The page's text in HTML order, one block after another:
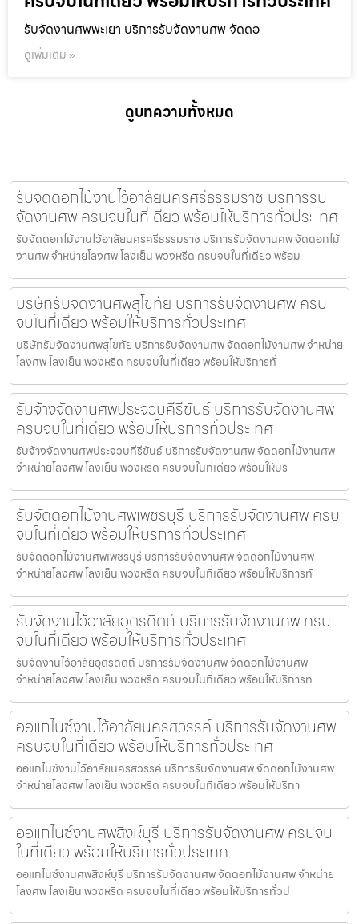
รับจัดงานศพพะเยา บริการรับจัดงานศพ จัดดอ
ดูเพิ่มเติม »
ดูบทความทั้งหมด
รับจัดดอกไม้งานไว้อาลัยนครศรีธรรมราช บริการรับ
จัดงานศพ ครบจบในที่เดียว พร้อมให้บริการทั่วประเทศ
รับจัดดอกไม้งานไว้อาลัยนครศรีธรรมราช บริการรับจัดงานศพ จัดดอกไม้
งานศพ จำหน่ายโลงศพ โลงเย็น พวงหรีด ครบจบในที่เดียว พร้อม
บริษัทรับจัดงานศพสุโขทัย บริการรับจัดงานศพ ครบ
จบในที่เดียว พร้อมให้บริการทั่วประเทศ
บริษัทรับจัดงานศพสุโขทัย บริการรับจัดงานศพ จัดดอกไม้งานศพ จำหน่าย
โลงศพ โลงเย็น พวงหรีด ครบจบในที่เดียว พร้อมให้บริการทั่
รับจ้างจัดงานศพประจวบคีรีขันธ์ บริการรับจัดงานศพ
ครบจบในที่เดียว พร้อมให้บริการทั่วประเทศ
รับจ้างจัดงานศพประจวบคีรีขันธ์ บริการรับจัดงานศพ จัดดอกไม้งานศพ
จำหน่ายโลงศพ โลงเย็น พวงหรีด ครบจบในที่เดียว พร้อมให้บริ
รับจัดดอกไม้งานศพเพชรบุรี บริการรับจัดงานศพ ครบ
จบในที่เดียว พร้อมให้บริการทั่วประเทศ
รับจัดดอกไม้งานศพเพชรบุรี บริการรับจัดงานศพ จัดดอกไม้งานศพ
จำหน่ายโลงศพ โลงเย็น พวงหรีด ครบจบในที่เดียว พร้อมให้บริการทั
รับจัดงานไว้อาลัยอุตรดิตถ์ บริการรับจัดงานศพ ครบ
จบในที่เดียว พร้อมให้บริการทั่วประเทศ
รับจัดงานไว้อาลัยอุตรดิตถ์ บริการรับจัดงานศพ จัดดอกไม้งานศพ
จำหน่ายโลงศพ โลงเย็น พวงหรีด ครบจบในที่เดียว พร้อมให้บริการท
ออแกไนซ์งานไว้อาลัยนครสวรรค์ บริการรับจัดงานศพ
ครบจบในที่เดียว พร้อมให้บริการทั่วประเทศ
ออแกไนซ์งานไว้อาลัยนครสวรรค์ บริการรับจัดงานศพ จัดดอกไม้งานศพ
จำหน่ายโลงศพ โลงเย็น พวงหรีด ครบจบในที่เดียว พร้อมให้บริกา
ออแกไนซ์งานศพสิงห์บุรี บริการรับจัดงานศพ ครบจบ
ในที่เดียว พร้อมให้บริการทั่วประเทศ
ออแกไนซ์งานศพสิงห์บุรี บริการรับจัดงานศพ จัดดอกไม้งานศพ จำหน่าย
โลงศพ โลงเย็น พวงหรีด ครบจบในที่เดียว พร้อมให้บริการทั่วป